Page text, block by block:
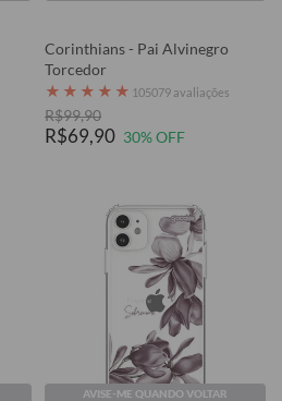
Corinthians - Pai Alvinegro
Torcedor
★ ★ ★ ★ ★ 105079 avaliações
R$99,90
R$69,90 30% OFF
AVISE-ME QUANDO VOLTAR